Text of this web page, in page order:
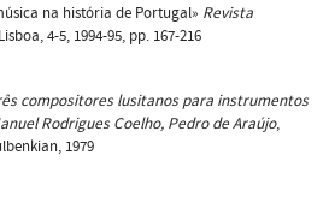
na história de Portugal» Revista
4-5, 1994-95, pp. 167-216
compositores lusitanos para instrumentos
Rodrigues Coelho, Pedro de Araújo,
1979